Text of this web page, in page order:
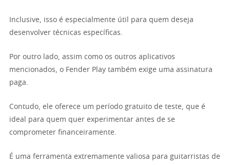
Inclusive, isso é especialmente útil para quem deseja
desenvolver técnicas específicas.
Por outro lado, assim como os outros aplicativos
mencionados, o Fender Play também exige uma assinatura
paga.
Contudo, ele oferece um período gratuito de teste, que é
ideal para quem quer experimentar antes de se
comprometer financeiramente.
É uma ferramenta extremamente valiosa para guitarristas de